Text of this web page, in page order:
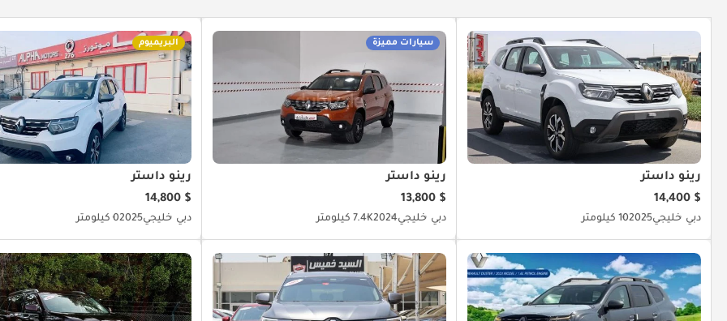
رينو داستر
$ 14,400
دبي خليجي202510 كيلومتر
سيارات مميزة
رينو داستر
$ 13,800
دبي خليجي20247.4K كيلومتر
البريميوم
رينو داستر
$ 14,800
دبي خليجي20250 كيلومتر